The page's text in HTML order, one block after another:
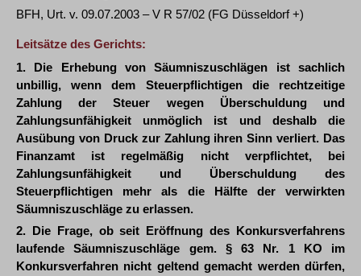
BFH, Urt. v. 09.07.2003 – V R 57/02 (FG Düsseldorf +)
Leitsätze des Gerichts:
1. Die Erhebung von Säumniszuschlägen ist sachlich
unbillig, wenn dem Steuerpflichtigen die rechtzeitige
Zahlung der Steuer wegen Überschuldung und
Zahlungsunfähigkeit unmöglich ist und deshalb die
Ausübung von Druck zur Zahlung ihren Sinn verliert. Das
Finanzamt ist regelmäßig nicht verpflichtet, bei
Zahlungsunfähigkeit und Überschuldung des
Steuerpflichtigen mehr als die Hälfte der verwirkten
Säumniszuschläge zu erlassen.
2. Die Frage, ob seit Eröffnung des Konkursverfahrens
laufende Säumniszuschläge gem. § 63 Nr. 1 KO im
Konkursverfahren nicht geltend gemacht werden dürfen,